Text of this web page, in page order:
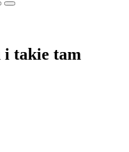
i takie tam